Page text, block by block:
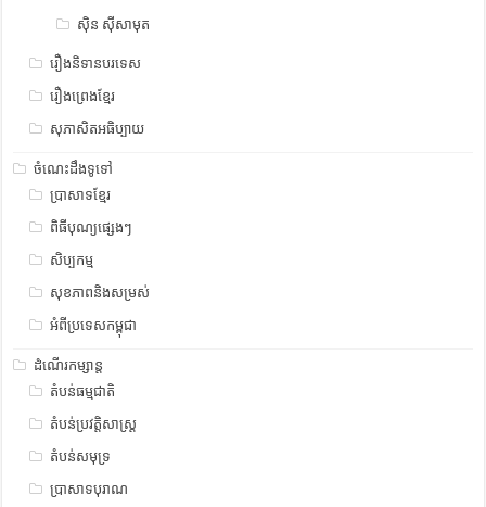
ស៊ិន ស៊ីសាមុត
រឿងនិទានបរទេស
រឿងព្រេងខ្មែរ
សុភាសិតអធិប្បាយ
ចំណេះដឹងទូទៅ
ប្រាសាទខ្មែរ
ពិធីបុណ្យផ្សេងៗ
សិប្បកម្ម
សុខភាពនិងសម្រស់
អំពីប្រទេសកម្ពុជា
ដំណើរកម្សាន្ត
តំបន់ធម្មជាតិ
តំបន់ប្រវត្តិសាស្រ្ត
តំបន់សមុទ្រ
ប្រាសាទបុរាណ